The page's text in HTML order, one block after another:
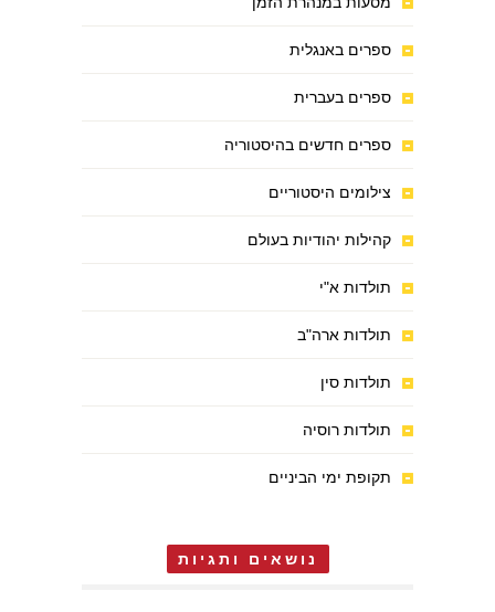
ספרים באנגלית
ספרים בעברית
ספרים חדשים בהיסטוריה
צילומים היסטוריים
קהילות יהודיות בעולם
תולדות א"י
תולדות ארה"ב
תולדות סין
תולדות רוסיה
תקופת ימי הביניים
נושאים ותגיות